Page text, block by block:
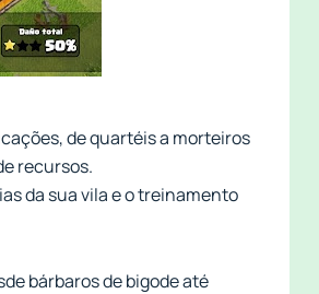
de quartéis a morteiros
recursos.
da sua vila e o treinamento
bárbaros de bigode até